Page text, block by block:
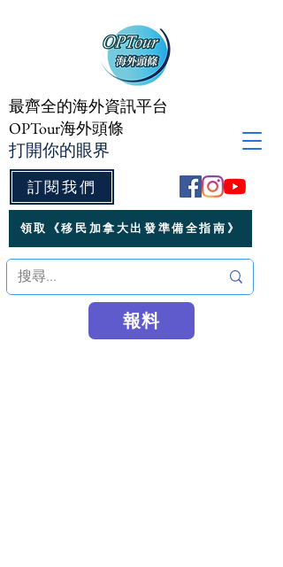
訂閱我們
最齊全的海外資訊平台
OPTour海外頭條
打開你的眼界
領取《移民加拿大出發準備全指南》
報料